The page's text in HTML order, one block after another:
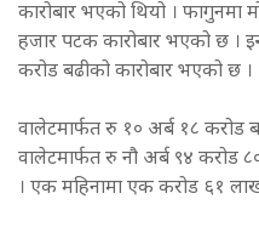
कारोबार भएको थियो ।
हजार पटक कारोबार भएको छ ।
करोड बढीको कारोबार भएको छ ।
वालेटमार्फत रु १० अर्ब १८ करोड
वालेटमार्फत रु नौ अर्ब ९४ करोड
। एक महिनामा एक करोड ६१